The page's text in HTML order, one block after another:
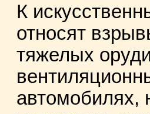
К
относят
тяжелых
автомобилях,